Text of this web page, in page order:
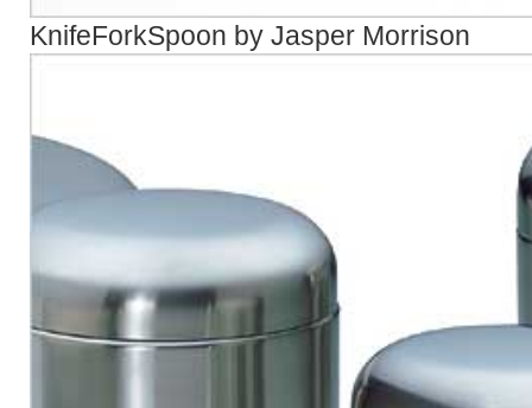
KnifeForkSpoon by Jasper Morrison